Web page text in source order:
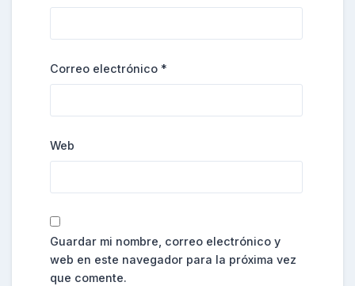
Correo electrónico *
Web
Guardar mi nombre, correo electrónico y
web en este navegador para la próxima vez
que comente.